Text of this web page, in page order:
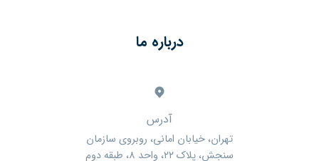
درباره ما
آدرس
تهران، خیابان امانی، روبروی سازمان
سنجش، پلاک ۲۲، واحد ۸، طبقه دوم